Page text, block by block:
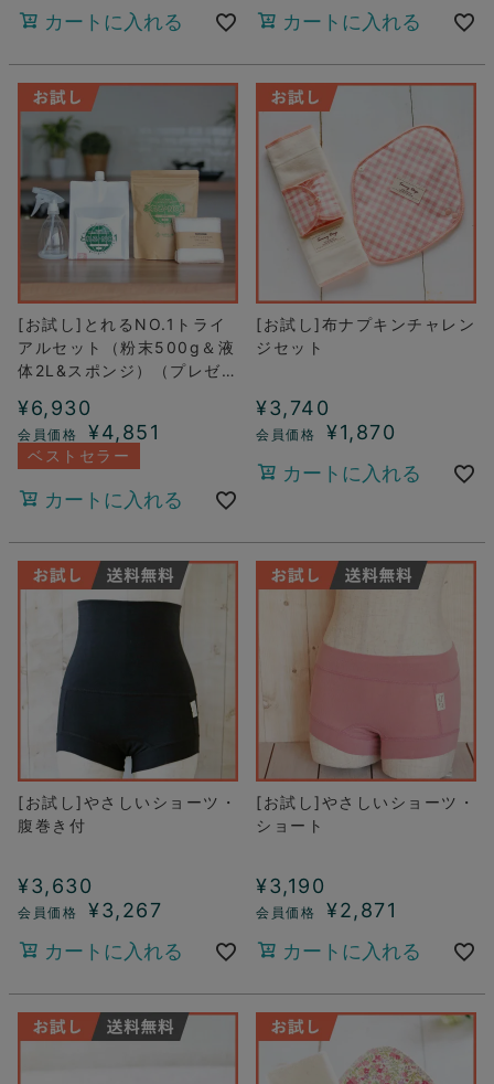
カートに入れる
カートに入れる
[お試し]とれるNO.1トライ
アルセット（粉末500g＆液
体2L&スポンジ）（プレゼン
¥6,930
¥4,851
ベストセラー
カートに入れる
[お試し]布ナプキンチャレン
ジセット
¥3,740
¥1,870
カートに入れる
[お試し]やさしいショーツ・
腹巻き付
¥3,630
¥3,267
カートに入れる
[お試し]やさしいショーツ・
ショート
¥3,190
¥2,871
カートに入れる